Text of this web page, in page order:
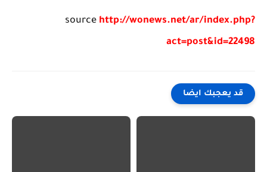
source http://wonews.net/ar/index.php?
act=post&id=22498
قد يعجبك ايضا